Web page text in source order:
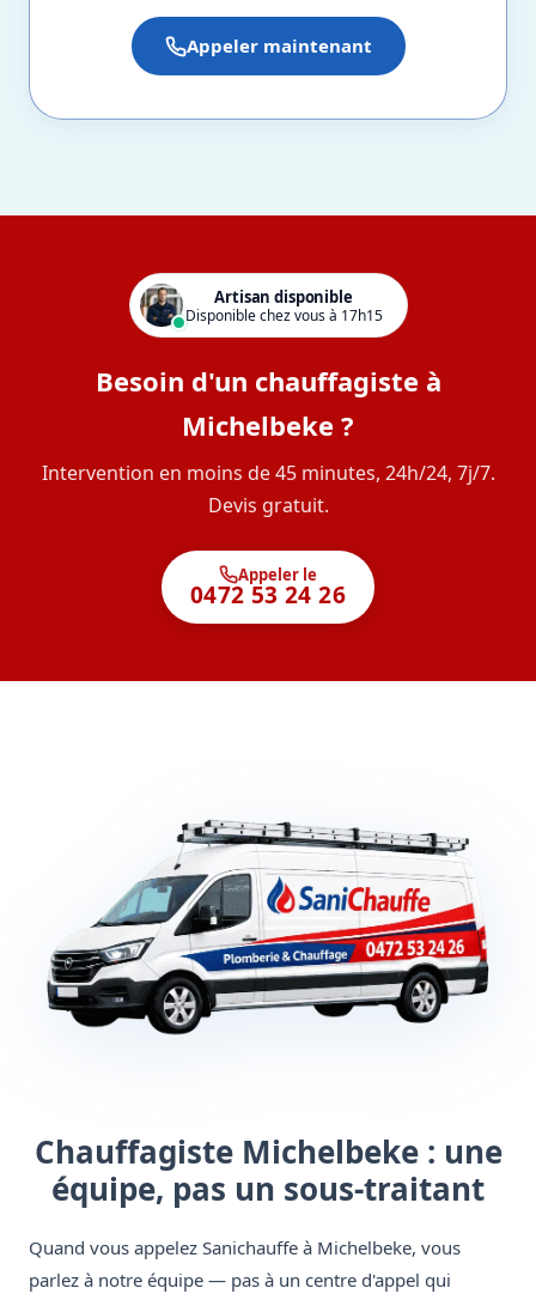
Appeler maintenant
Artisan disponible
Disponible chez vous à 17h15
Besoin d'un chauffagiste à
Michelbeke ?
Intervention en moins de 45 minutes, 24h/24, 7j/7.
Devis gratuit.
Appeler le
0472 53 24 26
Chauffagiste Michelbeke : une
équipe, pas un sous-traitant
Quand vous appelez Sanichauffe à Michelbeke, vous
parlez à notre équipe — pas à un centre d'appel qui